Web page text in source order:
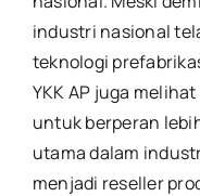
industri nasional
teknologi
YKK AP juga
untuk berperan
utama dalam
menjadi reseller